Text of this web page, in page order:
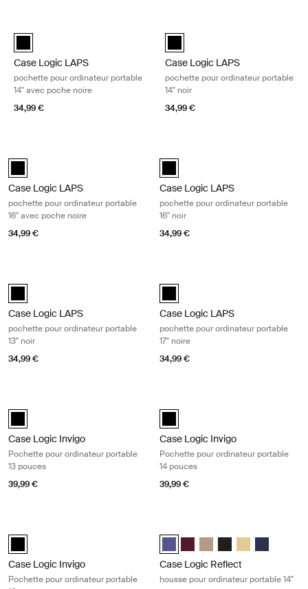
Case Logic LAPS laptop sleeve 14'' with pocket Noir (selected)
Case Logic LAPS
pochette pour ordinateur portable
14'' avec poche noire
34,99 €
Case Logic LAPS laptop sleeve
Case Logic LAPS
pochette pour ordinateur portable
14'' noir
34,99 €
Case Logic LAPS laptop sleeve 16'' with pocket Noir (selected)
Case Logic LAPS
pochette pour ordinateur portable
16'' avec poche noire
34,99 €
Case Logic LAPS laptop sleeve
Case Logic LAPS
pochette pour ordinateur portable
16'' noir
34,99 €
Case Logic LAPS sleeve 13" Noir (selected)
Case Logic LAPS
pochette pour ordinateur portable
13'' noir
34,99 €
Case Logic LAPS laptop sleeve
Case Logic LAPS
pochette pour ordinateur portable
17'' noire
34,99 €
black (selected)
Case Logic Invigo
Pochette pour ordinateur portable
13 pouces
39,99 €
black (selected)
Case Logic Invigo
Pochette pour ordinateur portable
14 pouces
39,99 €
black (selected)
Case Logic Invigo
Pochette pour ordinateur portable
Case Logic Reflect 14" Laptop
Case Logic Reflect 14"
Case Logic Reflect 14"
Case Logic Reflect
Case Logic
Case Logic
Case Logic Reflect
housse pour ordinateur portable 14"